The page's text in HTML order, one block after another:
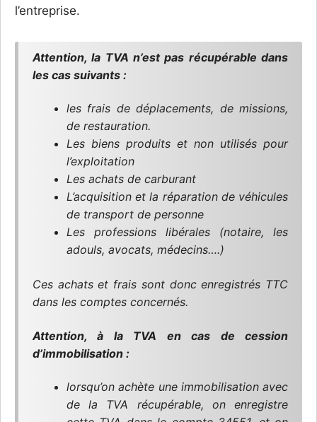
l’entreprise.
Attention, la TVA n’est pas récupérable dans
les cas suivants :
les frais de déplacements, de missions,
de restauration.
Les biens produits et non utilisés pour
l’exploitation
Les achats de carburant
L’acquisition et la réparation de véhicules
de transport de personne
Les professions libérales (notaire, les
adouls, avocats, médecins….)
Ces achats et frais sont donc enregistrés TTC
dans les comptes concernés.
Attention, à la TVA en cas de cession
d’immobilisation :
lorsqu’on achète une immobilisation avec
de la TVA récupérable, on enregistre